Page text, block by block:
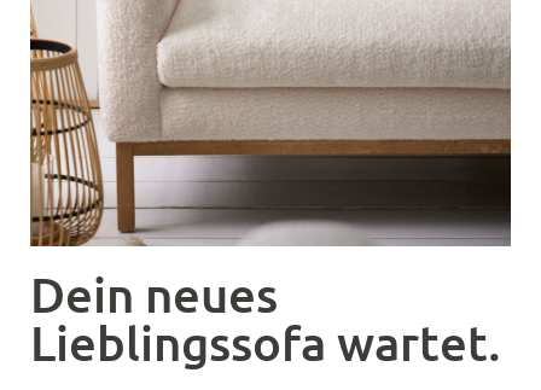
Dein neues
Lieblingssofa wartet.